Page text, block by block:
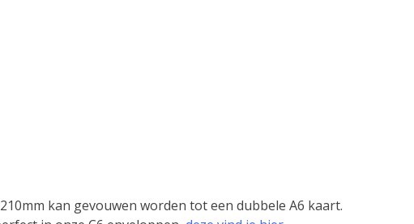
kan gevouwen worden tot een dubbele A6 kaart.